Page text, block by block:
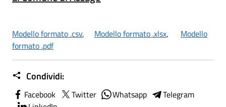
Modello formato .csv, Modello formato .xlsx, Modello
formato .pdf
Condividi:
Facebook Twitter Whatsapp
Telegram